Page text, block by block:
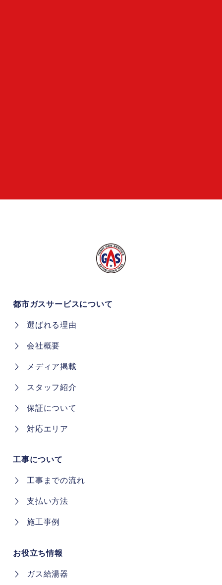
対応エリア
都市ガスサービスについて
選ばれる理由
会社概要
メディア掲載
スタッフ紹介
保証について
お役立ち情報
ガス給湯器
工事までの流れ
施工事例
支払い方法
工事について